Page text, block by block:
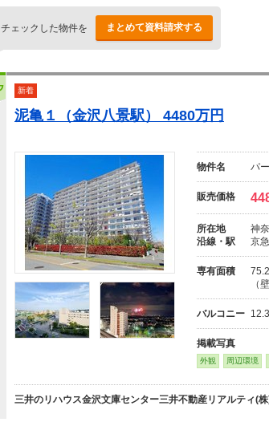
チェックした物件を まとめて資料請求する
新着
泥亀１（金沢八景駅） 4480万円
物件名 パ
販売価格
所在地
神
沿線・駅
京
専有面積
（
バルコニー
掲載写真
外観 周辺環境
三井のリハウス金沢文庫センター三井不動産リアルティ(